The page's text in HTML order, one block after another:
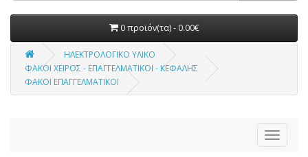
0 προϊόν(τα) - 0.00€
ΗΛΕΚΤΡΟΛΟΓΙΚΟ ΥΛΙΚΟ
ΦΑΚΟΙ ΧΕΙΡΟΣ - ΕΠΑΓΓΕΛΜΑΤΙΚΟΙ - ΚΕΦΑΛΗΣ
ΦΑΚΟΙ ΕΠΑΓΓΕΛΜΑΤΙΚΟΙ